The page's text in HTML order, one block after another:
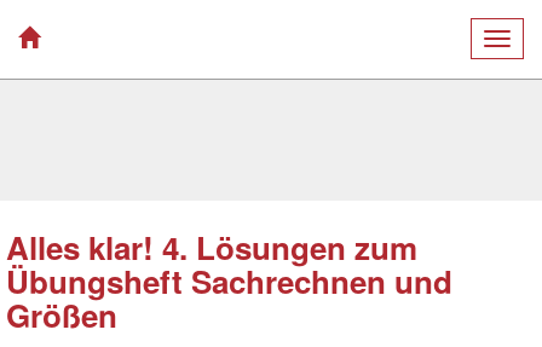
Alles klar! 4. Lösungen zum
Übungsheft Sachrechnen und
Größen